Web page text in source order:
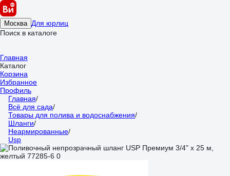
Москва Для юрлиц
Поиск в каталоге
Главная
Каталог
Корзина
Избранное
Профиль
Главная/
Всё для сада/
Товары для полива и водоснабжения/
Шланги/
Неармированные/
Usp